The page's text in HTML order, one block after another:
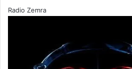
Radio Zemra